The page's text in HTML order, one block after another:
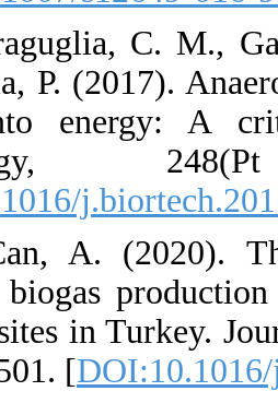
6. [6]
Pagliaccia, P.
waste into
[DOI:10.1016/
7. [7] Can,
potential
disposal sites
243, 118501. [